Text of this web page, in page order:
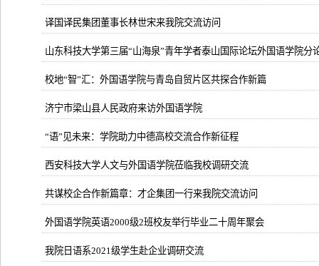
译国译民集团董事长林世宋来我院交流访问
山东科技大学第三届“山海泉”青年学者泰山国际论坛外国语学院分
校地“智”汇：外国语学院与青岛自贸片区共探合作新篇
济宁市梁山县人民政府来访外国语学院
“语”见未来：学院助力中德高校交流合作新征程
西安科技大学人文与外国语学院莅临我校调研交流
共谋校企合作新篇章：才企集团一行来我院交流访问
外国语学院英语2000级2班校友举行毕业二十周年聚会
我院日语系2021级学生赴企业调研交流